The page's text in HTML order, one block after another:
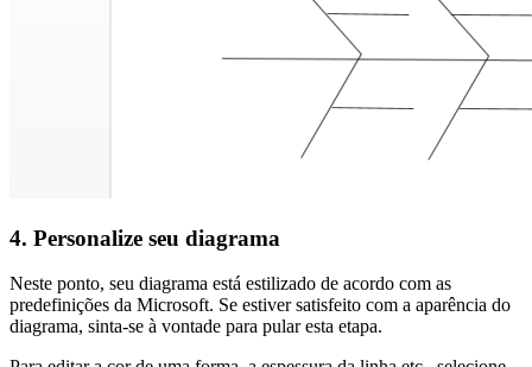
4. Personalize seu diagrama
Neste ponto, seu diagrama está estilizado de acordo com as
predefinições da Microsoft. Se estiver satisfeito com a aparência do
diagrama, sinta-se à vontade para pular esta etapa.